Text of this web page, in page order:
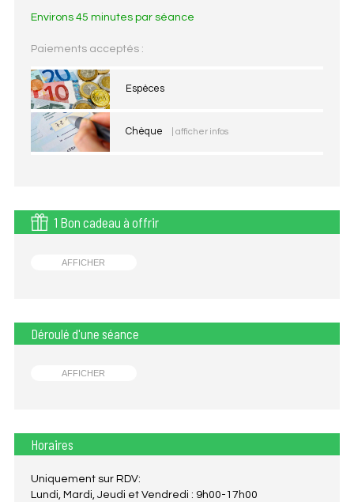
Environs 45 minutes par séance
Paiements acceptés :
Espèces
Chèque | afficher infos
1 Bon cadeau à offrir
AFFICHER
Déroulé d'une séance
AFFICHER
Horaires
Uniquement sur RDV:
Lundi, Mardi, Jeudi et Vendredi : 9h00-17h00